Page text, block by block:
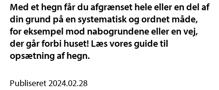
Med et hegn får du afgrænset hele eller en del af
din grund på en systematisk og ordnet måde,
for eksempel mod nabogrundene eller en vej,
der går forbi huset! Læs vores guide til
opsætning af hegn.
Publiseret 2024.02.28